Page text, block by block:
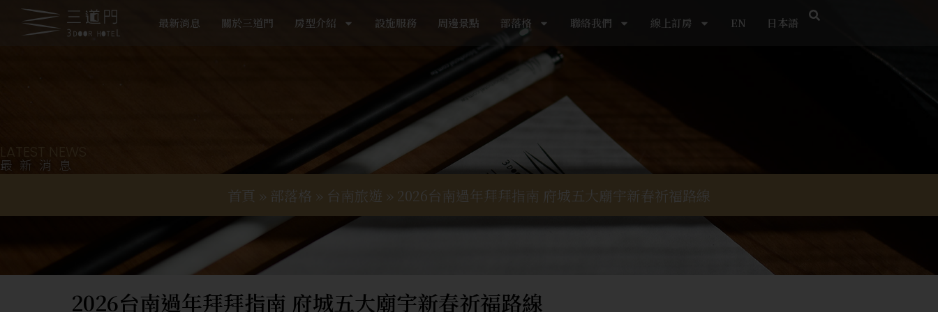
最新消息 關於三道門 房型介紹 設施服務 周邊景點 部落格 聯絡我們 線上訂房 EN 日本語
LATEST NEWS
最新消息
首頁 » 部落格 » 台南旅遊 » 2026台南過年拜拜指南 府城五大廟宇新春祈福路線
2026台南過年拜拜指南 府城五大廟宇新春祈福路線